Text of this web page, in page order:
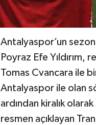
Antalyaspor’un sezon
Poyraz Efe Yıldırım,
Tomas Cvancara ile
Antalyaspor ile olan
ardından kiralık
resmen açıklayan